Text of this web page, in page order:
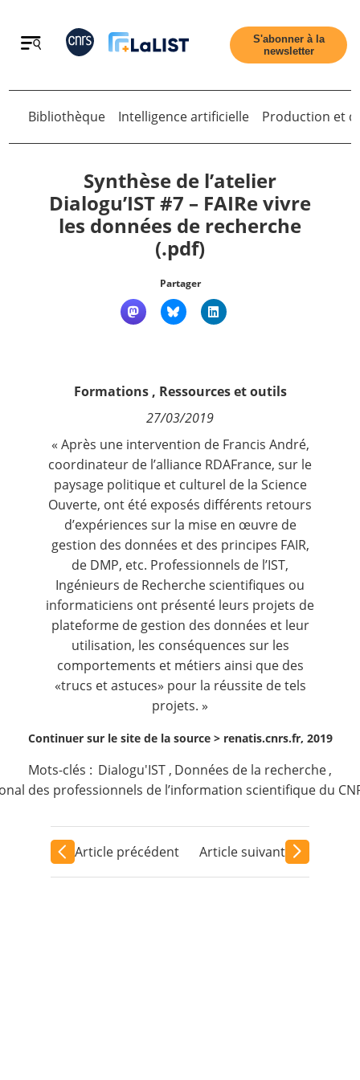
Retour
Accueil
Qui sommes nous ?
S'abonner à la
newsletter
Retour
Bibliothèque Intelligence artificielle Production et
Synthèse de l’atelier
Dialogu’IST #7 – FAIRe vivre
les données de recherche
(.pdf)
Partager
Formations, Ressources et outils
27/03/2019
« Après une intervention de Francis André,
coordinateur de l’alliance RDAFrance, sur le
paysage politique et culturel de la Science
Ouverte, ont été exposés différents retours
d’expériences sur la mise en œuvre de
gestion des données et des principes FAIR,
de DMP, etc. Professionnels de l’IST,
Ingénieurs de Recherche scientifiques ou
informaticiens ont présenté leurs projets de
plateforme de gestion des données et leur
utilisation, les conséquences sur les
comportements et métiers ainsi que des
«trucs et astuces» pour la réussite de tels
projets. »
Continuer sur le site de la source > renatis.cnrs.fr, 2019
Mots-clés : Dialogu'IST , Données de la recherche,
des professionnels de l’information scientifique du
Article précédent Article suivant